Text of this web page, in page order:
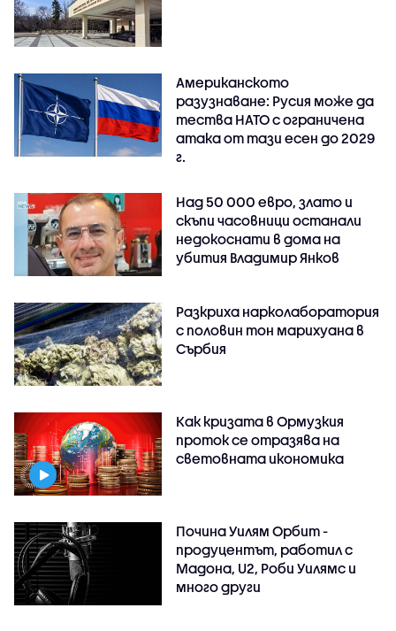
Американското
разузнаване: Русия може да
тества НАТО с ограничена
атака от тази есен до 2029
г.
Над 50 000 евро, злато и
скъпи часовници останали
недокоснати в дома на
убития Владимир Янков
Разкриха нарколаборатория
с половин тон марихуана в
Сърбия
Как кризата в Ормузкия
проток се отразява на
световната икономика
Почина Уилям Орбит -
продуцентът, работил с
Мадона, U2, Роби Уилямс и
много други